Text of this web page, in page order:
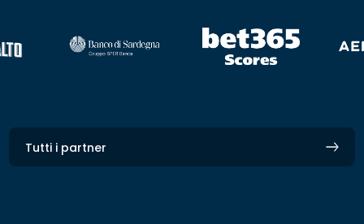
Tutti i partner